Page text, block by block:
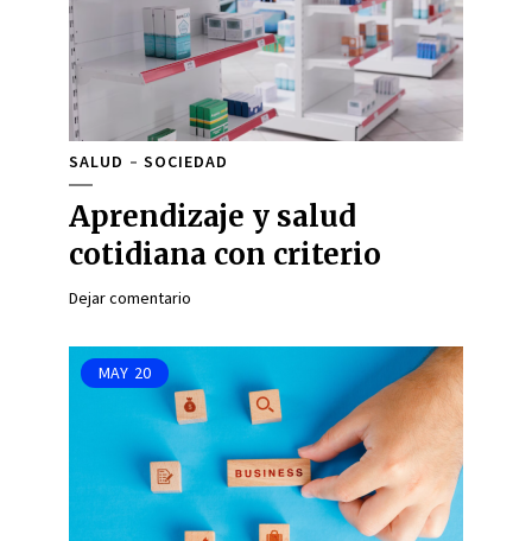
SALUD SOCIEDAD
Aprendizaje y salud
cotidiana con criterio
Dejar comentario
MAY 20